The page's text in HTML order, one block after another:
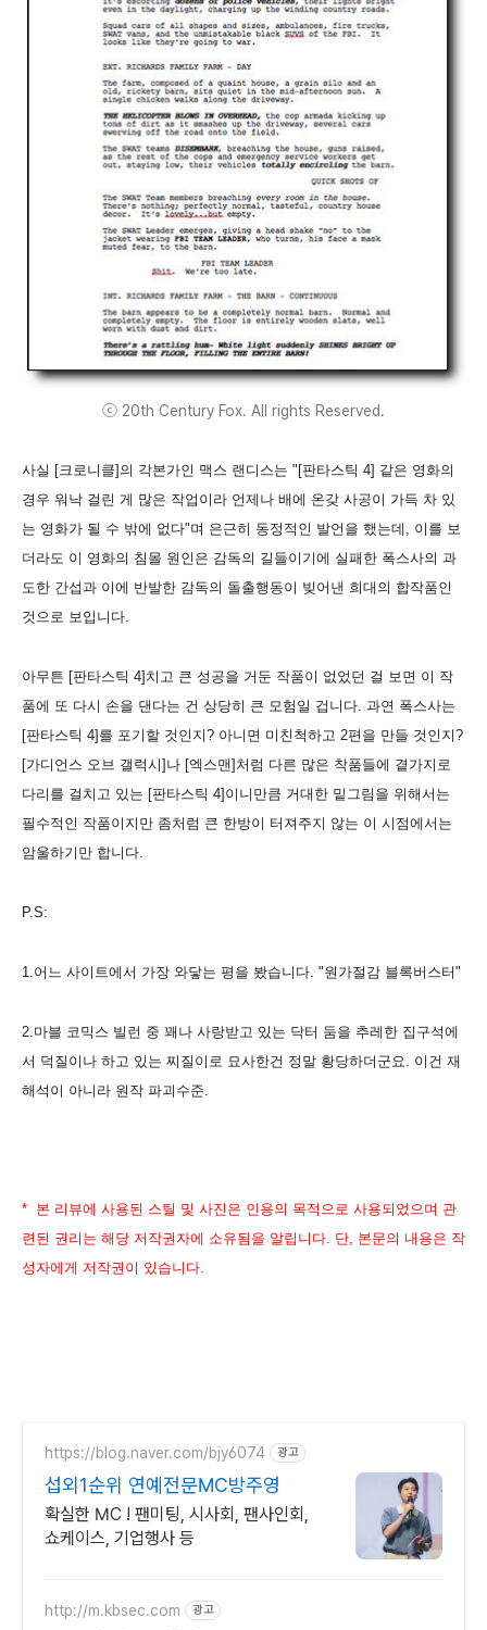
ⓒ 20th Century Fox. All rights Reserved.
사실 [크로니클]의 각본가인 맥스 랜디스는 "[판타스틱 4] 같은 영화의
경우 워낙 걸린 게 많은 작업이라 언제나 배에 온갖 사공이 가득 차 있
는 영화가 될 수 밖에 없다"며 은근히 동정적인 발언을 했는데, 이를 보
더라도 이 영화의 침몰 원인은 감독의 길들이기에 실패한 폭스사의 과
도한 간섭과 이에 반발한 감독의 돌출행동이 빚어낸 희대의 합작품인
것으로 보입니다.
아무튼 [판타스틱 4]치고 큰 성공을 거둔 작품이 없었던 걸 보면 이 작
품에 또 다시 손을 댄다는 건 상당히 큰 모험일 겁니다. 과연 폭스사는
[판타스틱 4]를 포기할 것인지? 아니면 미친척하고 2편을 만들 것인지?
[가디언스 오브 갤럭시]나 [엑스맨]처럼 다른 많은 착품들에 곁가지로
다리를 걸치고 있는 [판타스틱 4]이니만큼 거대한 밑그림을 위해서는
필수적인 작품이지만 좀처럼 큰 한방이 터져주지 않는 이 시점에서는
암울하기만 합니다.
P.S:
1.어느 사이트에서 가장 와닿는 평을 봤습니다. "원가절감 블록버스터"
2.마블 코믹스 빌런 중 꽤나 사랑받고 있는 닥터 둠을 추레한 집구석에
서 덕질이나 하고 있는 찌질이로 묘사한건 정말 황당하더군요. 이건 재
해석이 아니라 원작 파괴수준.
* 본 리뷰에 사용된 스틸 및 사진은 인용의 목적으로 사용되었으며 관
련된 권리는 해당 저작권자에 소유됨을 알립니다. 단, 본문의 내용은 작
성자에게 저작권이 있습니다.
https://blog.naver.com/bjy6074 광고
섭외1순위 연예전문MC방주영
확실한 MC ! 팬미팅, 시사회, 팬사인회,
쇼케이스, 기업행사 등
http://m.kbsec.com 광고